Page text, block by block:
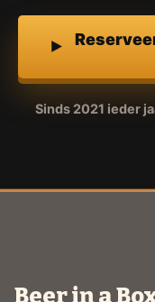
Sinds 2021 ieder
Beer in a